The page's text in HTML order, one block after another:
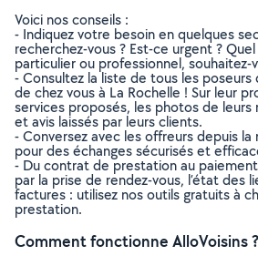
Voici nos conseils :
- Indiquez votre besoin en quelques
recherchez-vous ? Est-ce urgent ?
particulier ou professionnel, souhaitez-
- Consultez la liste de tous les
de chez vous à La Rochelle ! Sur leur
services proposés, les photos de leurs
et avis laissés par leurs clients.
- Conversez avec les offreurs depuis la
pour des échanges sécurisés et
- Du contrat de prestation au
par la prise de rendez-vous, l’état des
factures : utilisez nos outils gratuits à
prestation.
Comment fonctionne AlloVoisins ?